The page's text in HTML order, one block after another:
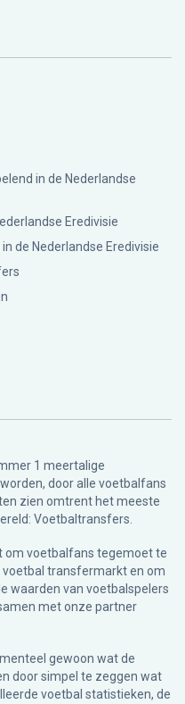
in de Nederlandse
Eredivisie
de Nederlandse Eredivisie
1 meertalige
door alle voetbalfans
zien omtrent het meeste
Voetbaltransfers.
om voetbalfans tegemoet te
voetbal transfermarkt en om
waarden van voetbalspelers
met onze partner
gewoon wat de
door simpel te zeggen wat
voetbal statistieken, de